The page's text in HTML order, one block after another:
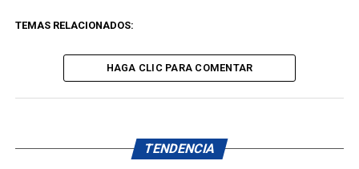
TEMAS RELACIONADOS:
HAGA CLIC PARA COMENTAR
TENDENCIA